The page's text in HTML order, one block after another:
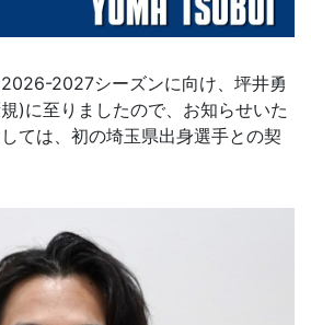
2027シーズンに向け、坪井勇
)に至りましたので、お知らせいた
ては、初の埼玉県出身選手との契